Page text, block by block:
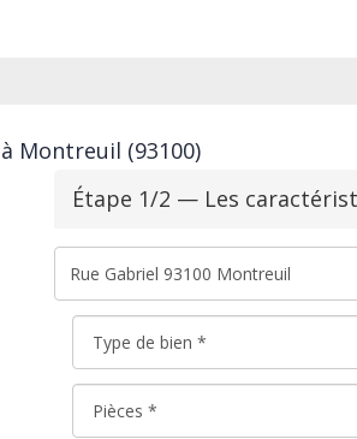
Montreuil (93100)
Étape 1/2 — Les